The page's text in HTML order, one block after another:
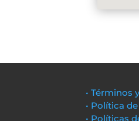
• Términos
• Política
• Políticas